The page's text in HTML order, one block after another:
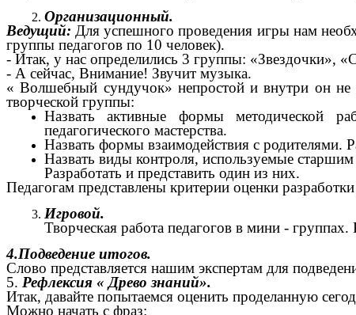
Организационный.
Ведущий: Для успешного проведения игры нам
группы педагогов по 10 человек).
- Итак, у нас определились 3 группы: «Звездочки»,
- А сейчас, Внимание! Звучит музыка.
« Волшебный сундучок» непростой и внутри он
творческой группы:
Назвать активные формы методической
педагогического мастерства.
Назвать формы взаимодействия с родителями.
Назвать виды контроля, используемые
Разработать и представить один из них.
Педагогам представлены критерии оценки
Игровой.
Творческая работа педагогов в мини -
4.Подведение итогов.
Слово представляется нашим экспертам для
5. Рефлексия « Древо знаний».
Итак, давайте попытаемся оценить проделанную
Можно начать с фраз: